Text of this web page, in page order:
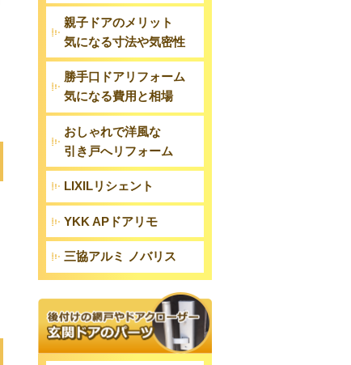
親子ドアのメリット
気になる寸法や気密性
勝手口ドアリフォーム
気になる費用と相場
おしゃれで洋風な
引き戸へリフォーム
LIXILリシェント
YKK APドアリモ
三協アルミ ノバリス